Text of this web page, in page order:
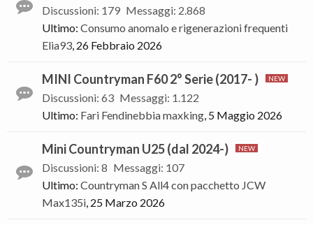
Discussioni: 179 Messaggi: 2.868
Ultimo: Consumo anomalo e rigenerazioni frequenti
Elia93, 26 Febbraio 2026
MINI Countryman F60 2° Serie (2017- )
Discussioni: 63 Messaggi: 1.122
Ultimo: Fari Fendinebbiamaxking, 5 Maggio 2026
Mini Countryman U25 (dal 2024-)
Discussioni: 8 Messaggi: 107
Ultimo: Countryman S All4 con pacchetto JCW
Max135i, 25 Marzo 2026